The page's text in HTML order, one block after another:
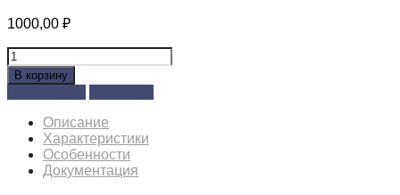
1000,00 ₽
Количество
товара
Тройник-
Д
(430/0,5
мм)
Ф130
В корзину
Описание
Характеристики
Особенности
Документация